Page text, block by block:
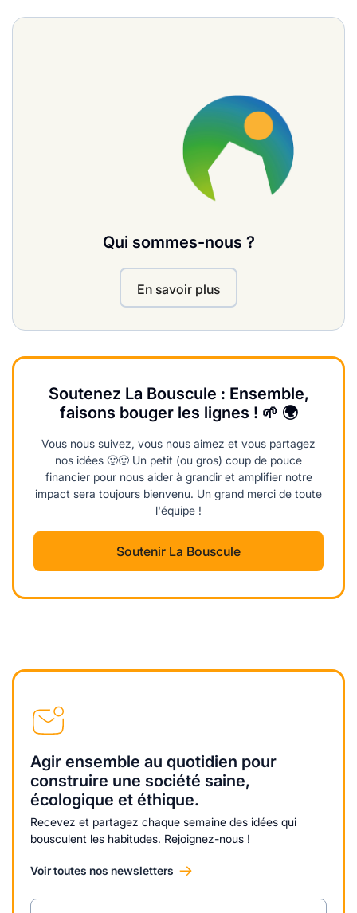
Qui sommes-nous ?
En savoir plus
Soutenez La Bouscule : Ensemble,
faisons bouger les lignes ! 🌱 🌍
Vous nous suivez, vous nous aimez et vous partagez
nos idées 🙂🙂 Un petit (ou gros) coup de pouce
financier pour nous aider à grandir et amplifier notre
impact sera toujours bienvenu. Un grand merci de toute
l'équipe !
Soutenir La Bouscule
Agir ensemble au quotidien pour
construire une société saine,
écologique et éthique.
Recevez et partagez chaque semaine des idées qui
bousculent les habitudes. Rejoignez-nous !
Voir toutes nos newsletters